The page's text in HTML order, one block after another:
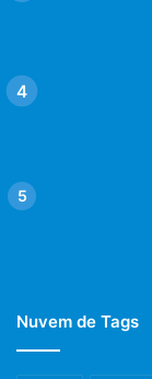
Nuvem de Tags